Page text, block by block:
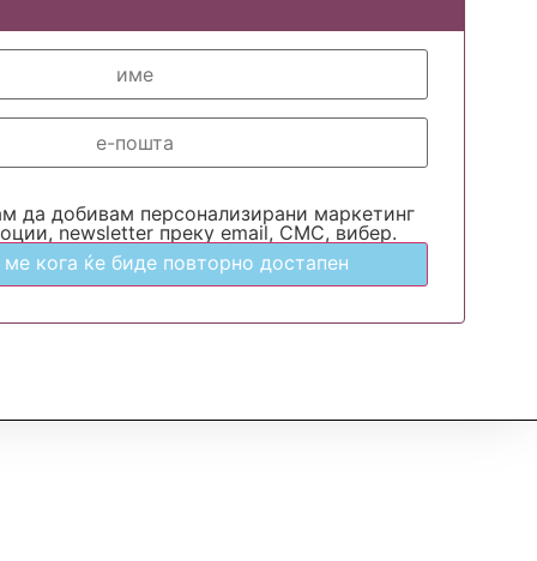
да добивам персонализирани маркетинг
newsletter преку email, СМС, вибер.
кога ќе биде повторно достапен